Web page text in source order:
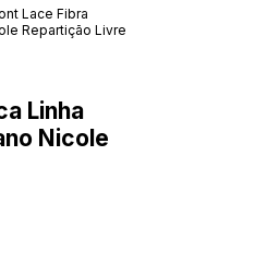
Lace Fibra
Repartição Livre
Linha
Nicole